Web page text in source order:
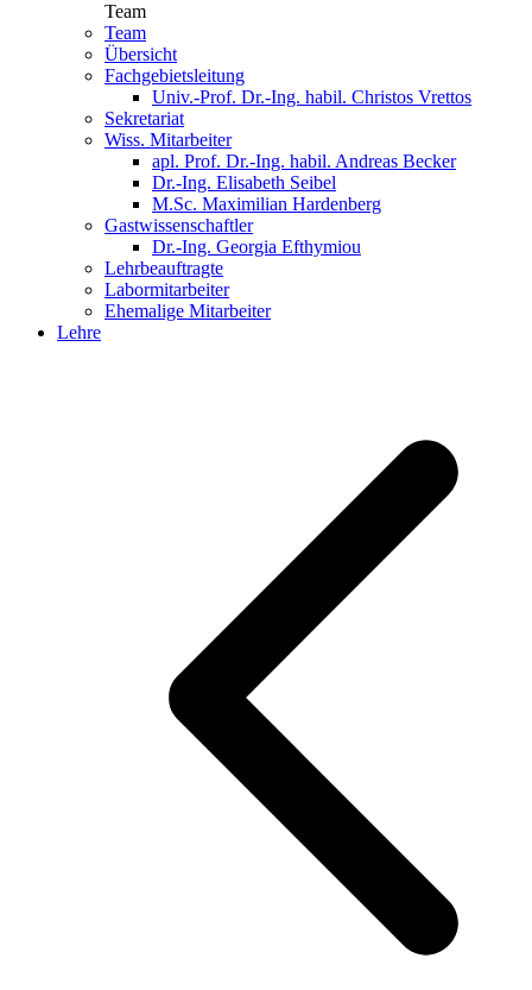
Team
Team
Übersicht
Fachgebietsleitung
Univ.-Prof. Dr.-Ing. habil. Christos Vrettos
Sekretariat
Wiss. Mitarbeiter
apl. Prof. Dr.-Ing. habil. Andreas Becker
Dr.-Ing. Elisabeth Seibel
M.Sc. Maximilian Hardenberg
Gastwissenschaftler
Dr.-Ing. Georgia Efthymiou
Lehrbeauftragte
Labormitarbeiter
Ehemalige Mitarbeiter
Lehre